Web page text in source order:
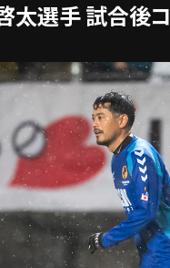
太選手 試合後